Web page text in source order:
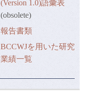
(Version 1.0)語彙表
(obsolete)
報告書類
BCCWJを用いた研究
業績一覧